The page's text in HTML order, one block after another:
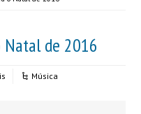
Natal de 2016
Música